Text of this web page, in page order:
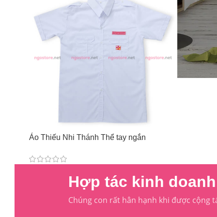
Áo Thiếu Nhi Thánh Thể tay ngắn
Hợp tác kinh
Chúng con rất hân hạnh khi được cộng